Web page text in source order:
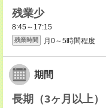
残業少
8:45～17:15
残業時間 月0～5時間程度
期間
長期（3ヶ月以上）